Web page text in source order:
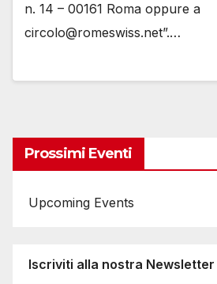
n. 14 – 00161 Roma oppure a
circolo@romeswiss.net”.…
Prossimi Eventi
Upcoming Events
Iscriviti alla nostra Newsletter